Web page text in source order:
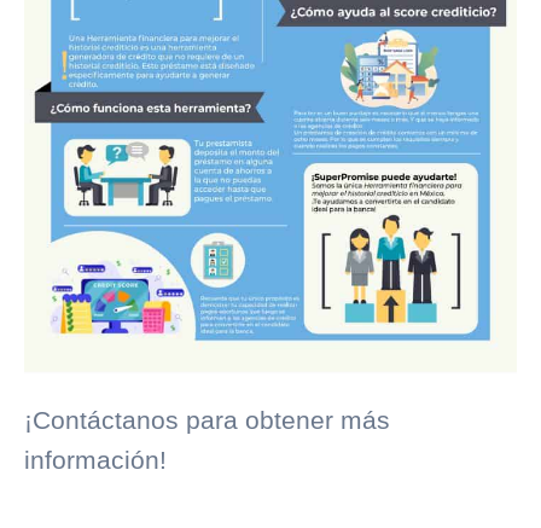
¡Contáctanos para obtener más
información!